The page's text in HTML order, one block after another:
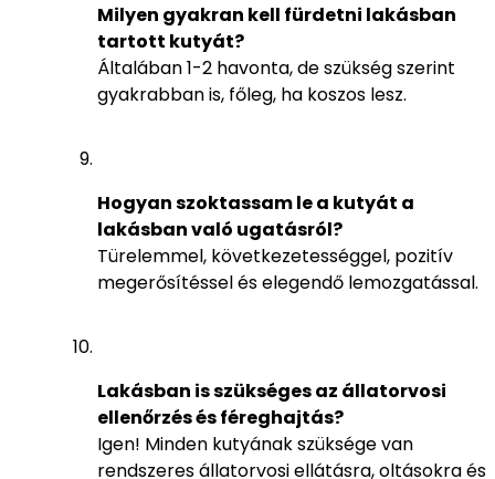
Milyen gyakran kell fürdetni lakásban
tartott kutyát?
Általában 1-2 havonta, de szükség szerint
gyakrabban is, főleg, ha koszos lesz.
Hogyan szoktassam le a kutyát a
lakásban való ugatásról?
Türelemmel, következetességgel, pozitív
megerősítéssel és elegendő lemozgatással.
Lakásban is szükséges az állatorvosi
ellenőrzés és féreghajtás?
Igen! Minden kutyának szüksége van
rendszeres állatorvosi ellátásra, oltásokra és